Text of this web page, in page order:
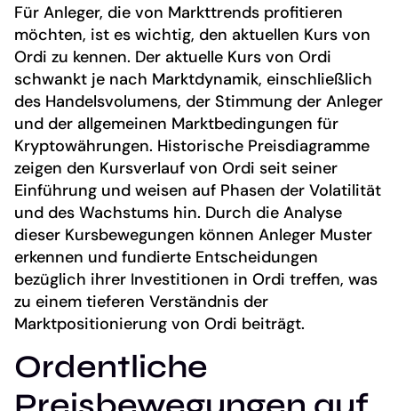
Für Anleger, die von Markttrends profitieren
möchten, ist es wichtig, den aktuellen Kurs von
Ordi zu kennen. Der aktuelle Kurs von Ordi
schwankt je nach Marktdynamik, einschließlich
des Handelsvolumens, der Stimmung der Anleger
und der allgemeinen Marktbedingungen für
Kryptowährungen. Historische Preisdiagramme
zeigen den Kursverlauf von Ordi seit seiner
Einführung und weisen auf Phasen der Volatilität
und des Wachstums hin. Durch die Analyse
dieser Kursbewegungen können Anleger Muster
erkennen und fundierte Entscheidungen
bezüglich ihrer Investitionen in Ordi treffen, was
zu einem tieferen Verständnis der
Marktpositionierung von Ordi beiträgt.
Ordentliche